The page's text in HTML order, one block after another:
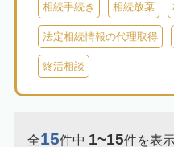
相続手続き 相続放棄
法定相続情報の代理取得
終活相談
全15件中 1~15件を表